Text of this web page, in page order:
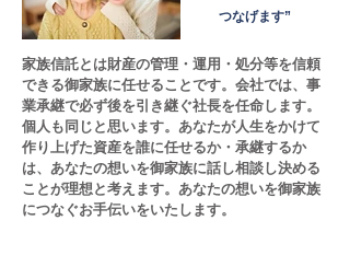
つなげます”
家族信託とは財産の管理・運用・処分等を信頼
できる御家族に任せることです。会社では、事
業承継で必ず後を引き継ぐ社長を任命します。
個人も同じと思います。あなたが人生をかけて
作り上げた資産を誰に任せるか・承継するか
は、あなたの想いを御家族に話し相談し決める
ことが理想と考えます。あなたの想いを御家族
につなぐお手伝いをいたします。